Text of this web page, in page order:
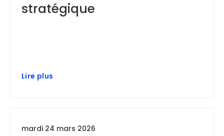
stratégique
Lire plus
mardi 24 mars 2026